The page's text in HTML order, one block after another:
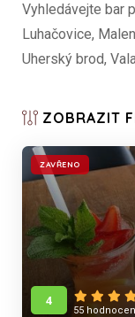
Vyhledávejte bar
Luhačovice,
Uherský brod,
ZAVŘENO
4
55
ZOBRAZIT